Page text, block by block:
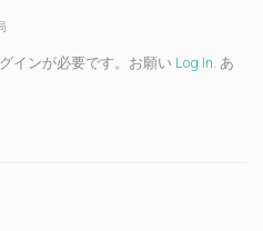
インが必要です。お願い Log In. あ